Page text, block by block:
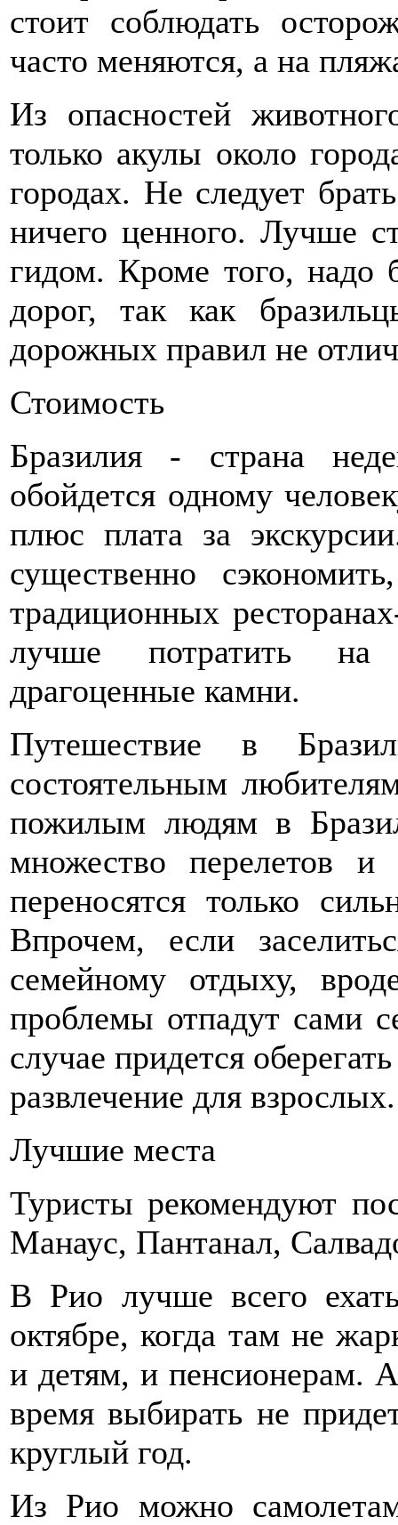
стоит соблюдать
часто меняются, а на
Из опасностей
только акулы около
городах. Не следует
ничего ценного. Лучше
гидом. Кроме того, надо
дорог, так как
дорожных правил не
Стоимость
Бразилия - страна
обойдется одному
плюс плата за
существенно
традиционных
лучше потратить на
драгоценные камни.
Путешествие в
состоятельным
пожилым людям в
множество перелетов
переносятся только
Впрочем, если
семейному отдыху,
проблемы отпадут сами
случае придется
развлечение для взрослых.
Лучшие места
Туристы рекомендуют
Манаус, Пантанал,
В Рио лучше всего
октябре, когда там не
и детям, и пенсионерам.
время выбирать не
круглый год.
Из Рио можно